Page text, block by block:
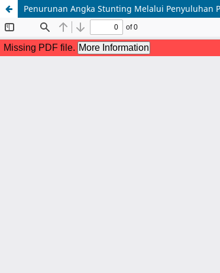
Penurunan Angka Stunting Melalui Penyuluhan